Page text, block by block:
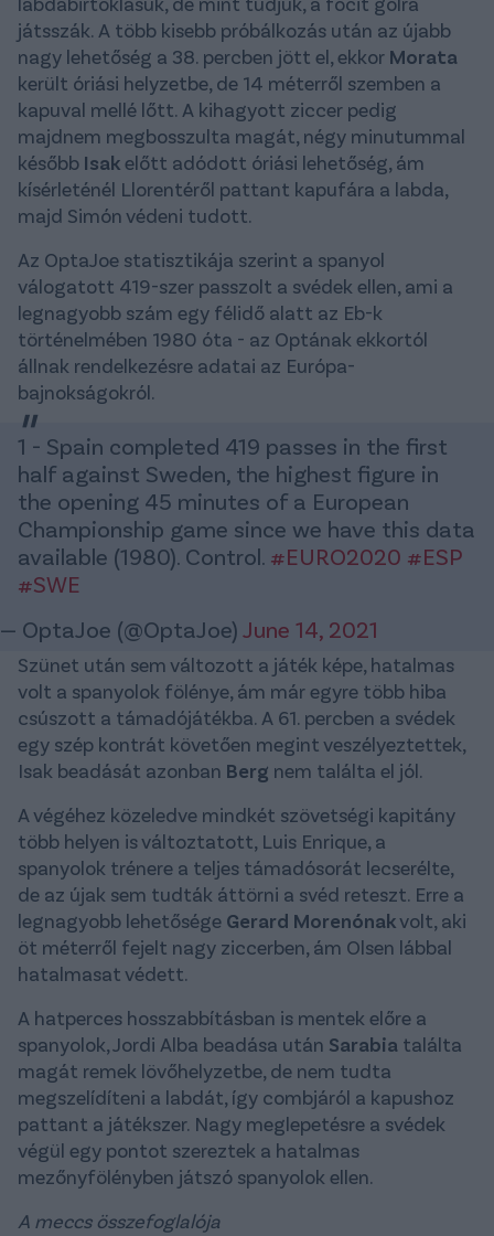
játsszák. A több kisebb próbálkozás után az újabb
nagy lehetőség a 38. percben jött el, ekkor Morata
került óriási helyzetbe, de 14 méterről szemben a
kapuval mellé lőtt. A kihagyott ziccer pedig
majdnem megbosszulta magát, négy minutummal
később Isakelőtt adódott óriási lehetőség, ám
kísérleténél Llorentéről pattant kapufára a labda,
majd Simón védeni tudott.
Az OptaJoe statisztikája szerint a spanyol
válogatott 419-szer passzolt a svédek ellen, ami a
legnagyobb szám egy félidő alatt az Eb-k
történelmében 1980 óta - az Optának ekkortól
állnak rendelkezésre adatai az Európa-
bajnokságokról.
1 - Spain completed 419 passes in the first
half against Sweden, the highest figure in
the opening 45 minutes of a European
Championship game since we have this data
available (1980). Control. #EURO2020 #ESP
#SWE
— OptaJoe (@OptaJoe) June 14, 2021
Szünet után sem változott a játék képe, hatalmas
volt a spanyolok fölénye, ám már egyre több hiba
csúszott a támadójátékba. A 61. percben a svédek
egy szép kontrát követően megint veszélyeztettek,
Isak beadását azonban Berg nem találta el jól.
A végéhez közeledve mindkét szövetségi kapitány
több helyen is változtatott, Luis Enrique, a
spanyolok trénere a teljes támadósorát lecserélte,
de az újak sem tudták áttörni a svéd reteszt. Erre a
legnagyobb lehetősége Gerard Morenónakvolt, aki
öt méterről fejelt nagy ziccerben, ám Olsen lábbal
hatalmasat védett.
A hatperces hosszabbításban is mentek előre a
spanyolok, Jordi Alba beadása után Sarabia találta
magát remek lövőhelyzetbe, de nem tudta
megszelídíteni a labdát, így combjáról a kapushoz
pattant a játékszer. Nagy meglepetésre a svédek
végül egy pontot szereztek a hatalmas
mezőnyfölényben játszó spanyolok ellen.
A meccs összefoglalója